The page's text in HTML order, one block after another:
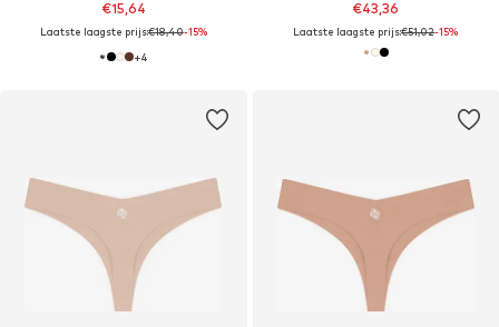
€15,64
Laatste laagste prijs:€18,40-15%
+4
€43,36
Laatste laagste prijs:€51,02-15%